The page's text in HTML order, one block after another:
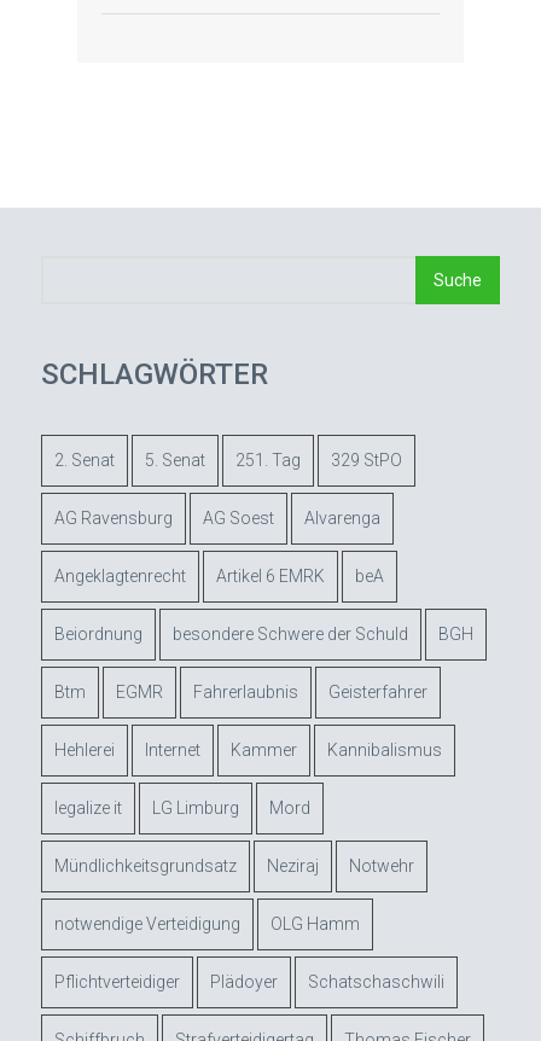
SCHLAGWÖRTER
2. Senat 5. Senat 251. Tag 329 StPO
AG Ravensburg AG Soest Alvarenga
Angeklagtenrecht Artikel 6 EMRK beA
Beiordnung besondere Schwere der Schuld BGH
Btm EGMR Fahrerlaubnis Geisterfahrer
Hehlerei Internet Kammer Kannibalismus
legalize it LG Limburg Mord
Mündlichkeitsgrundsatz Neziraj Notwehr
notwendige Verteidigung OLG Hamm
Pflichtverteidiger Plädoyer Schatschaschwili